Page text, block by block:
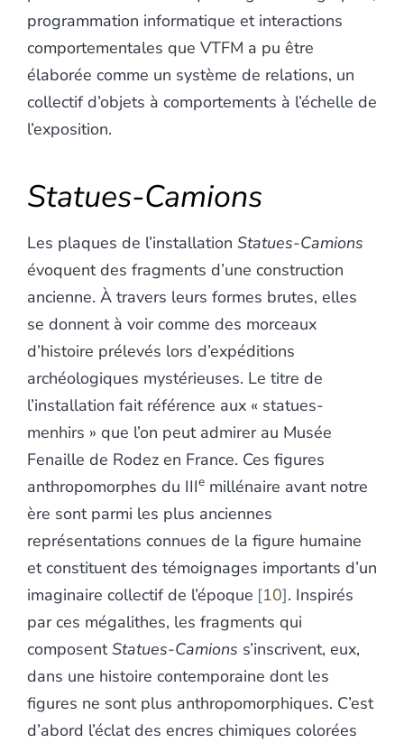
programmation informatique et interactions
comportementales que VTFM a pu être
élaborée comme un système de relations, un
collectif d’objets à comportements à l’échelle de
l’exposition.
Statues-Camions
Les plaques de l’installation Statues-Camions
évoquent des fragments d’une construction
ancienne. À travers leurs formes brutes, elles
se donnent à voir comme des morceaux
d’histoire prélevés lors d’expéditions
archéologiques mystérieuses. Le titre de
l’installation fait référence aux « statues-
menhirs » que l’on peut admirer au Musée
Fenaille de Rodez en France. Ces figures
anthropomorphes du IIIe millénaire avant notre
ère sont parmi les plus anciennes
représentations connues de la figure humaine
et constituent des témoignages importants d’un
imaginaire collectif de l’époque 10 . Inspirés
par ces mégalithes, les fragments qui
composentStatues-Camions s’inscrivent, eux,
dans une histoire contemporaine dont les
figures ne sont plus anthropomorphiques. C’est
d’abord l’éclat des encres chimiques colorées